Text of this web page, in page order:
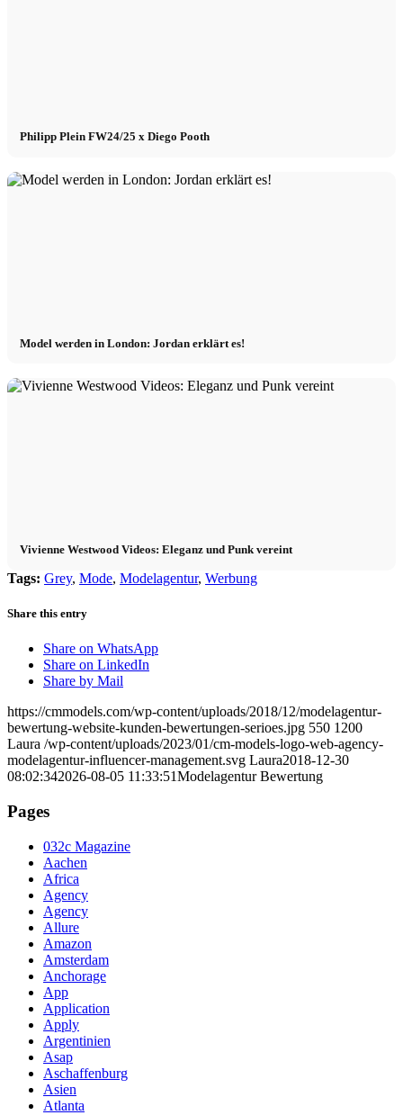
Philipp Plein FW24/25 x Diego Pooth
Model werden in London: Jordan erklärt es!
Vivienne Westwood Videos: Eleganz und Punk vereint
Tags: Grey, Mode, Modelagentur, Werbung
Share this entry
Share on WhatsApp
Share on LinkedIn
Share by Mail
https://cmmodels.com/wp-content/uploads/2018/12/modelagentur-
bewertung-website-kunden-bewertungen-serioes.jpg 550 1200
Laura /wp-content/uploads/2023/01/cm-models-logo-web-agency-
modelagentur-influencer-management.svg Laura2018-12-30
08:02:342026-08-05 11:33:51Modelagentur Bewertung
Pages
032c Magazine
Aachen
Africa
Agency
Agency
Allure
Amazon
Amsterdam
Anchorage
App
Application
Apply
Argentinien
Asap
Aschaffenburg
Asien
Atlanta